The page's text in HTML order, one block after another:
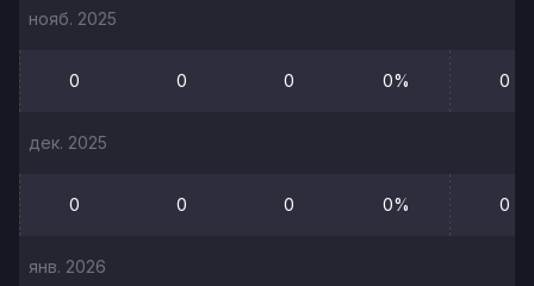
нояб. 2025
0 0 0 0% 0
дек. 2025
0 0 0 0% 0
янв. 2026